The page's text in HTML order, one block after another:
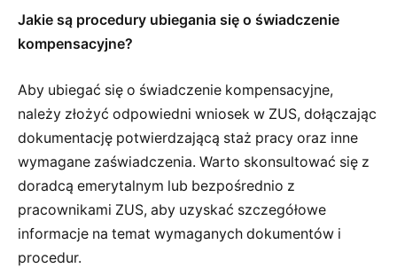
Jakie są procedury ubiegania się o świadczenie
kompensacyjne?
Aby ubiegać się o świadczenie kompensacyjne,
należy złożyć odpowiedni wniosek w ZUS, dołączając
dokumentację potwierdzającą staż pracy oraz inne
wymagane zaświadczenia. Warto skonsultować się z
doradcą emerytalnym lub bezpośrednio z
pracownikami ZUS, aby uzyskać szczegółowe
informacje na temat wymaganych dokumentów i
procedur.